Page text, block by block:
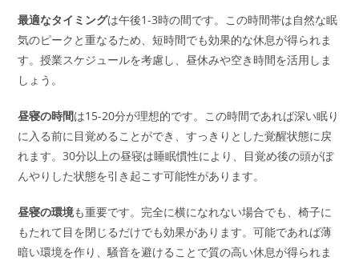
最適なタイミングは午後1-3時の間です。この時間帯は自然な眠
気のピークと重なるため、短時間でも効果的な休息が得られま
す。授業スケジュールを考慮し、昼休みや空き時間を活用しま
しょう。
昼寝の時間は15-20分が理想的です。この時間であれば深い眠り
に入る前に目覚めることができ、すっきりとした覚醒状態に戻
れます。30分以上の昼寝は睡眠慣性により、目覚め後の頭がぼ
んやりした状態を引き起こす可能性があります。
昼寝の環境も重要です。完全に横になれない場合でも、椅子に
もたれて目を閉じるだけでも効果があります。可能であれば薄
暗い環境を作り、騒音を避けることで質の高い休息が得られま